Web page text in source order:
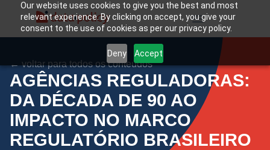
Our website uses cookies to give you the best and most
relevant experience. By clicking on accept, you give your
consent to the use of cookies as per our privacy policy.
Deny Accept
← voltar para todos os conteúdos
AGÊNCIAS REGULADORAS:
DA DÉCADA DE 90 AO
IMPACTO NO MARCO
REGULATÓRIO BRASILEIRO